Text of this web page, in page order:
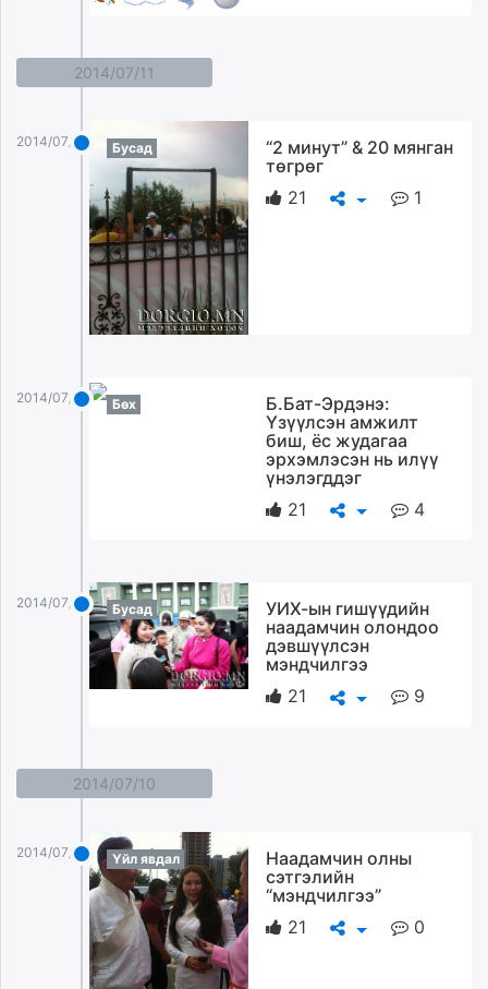
2014/07/11
2014/07/11 Бусад
“2 минут” & 20 мянган
төгрөг
21
1
2014/07/11 Бөх
Б.Бат-Эрдэнэ:
Үзүүлсэн амжилт
биш, ёс жудагаа
эрхэмлэсэн нь илүү
үнэлэгддэг
21
4
2014/07/11 Бусад
УИХ-ын гишүүдийн
наадамчин олондоо
дэвшүүлсэн
мэндчилгээ
21
9
2014/07/10
2014/07/10 Үйл явдал
Наадамчин олны
сэтгэлийн
“мэндчилгээ”
21
0